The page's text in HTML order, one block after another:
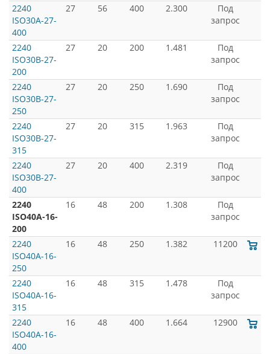
2240
ISO30A-27-
400
27 56 400 2.300
Под
запрос
2240
ISO30B-27-
200
27 20 200 1.481
Под
запрос
2240
ISO30B-27-
250
27 20 250 1.690
Под
запрос
2240
ISO30B-27-
315
27 20 315 1.963
Под
запрос
2240
ISO30B-27-
400
27 20 400 2.319
Под
запрос
2240
ISO40A-16-
200
16 48 200 1.308
Под
запрос
2240
ISO40A-16-
250
16 48 250 1.382 11200
2240
ISO40A-16-
315
16 48 315 1.478
Под
запрос
2240
ISO40A-16-
400
16 48 400 1.664 12900